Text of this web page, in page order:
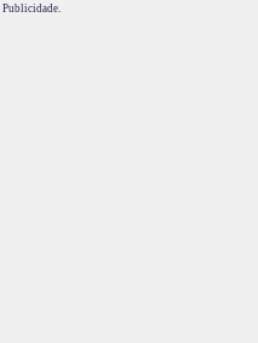
Publicidade.